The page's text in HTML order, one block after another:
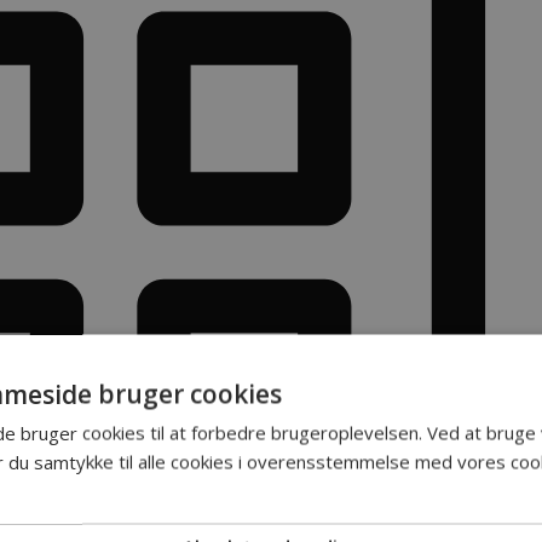
bruger cookies
bruger cookies til at forbedre brugeroplevelsen. Ved at
samtykke til alle cookies i overensstemmelse med vores